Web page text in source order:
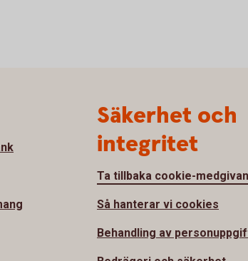
Säkerhet och
integritet
Ta tillbaka cookie-
Så hanterar vi cookies
Behandling av